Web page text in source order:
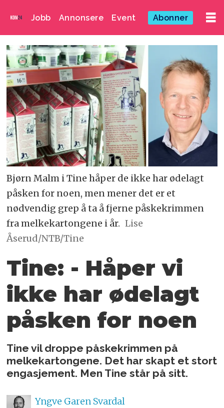
Jobb Annonsere Event Abonner
Bjørn Malm i Tine håper de ikke har ødelagt
påsken for noen, men mener det er et
nødvendig grep å ta å fjerne påskekrimmen
fra melkekartongene i år. Lise
Åserud/NTB/Tine
Tine: - Håper vi
ikke har ødelagt
påsken for noen
Tine vil droppe påskekrimmen på
melkekartongene. Det har skapt et stort
engasjement. Men Tine står på sitt.
Yngve Garen Svardal